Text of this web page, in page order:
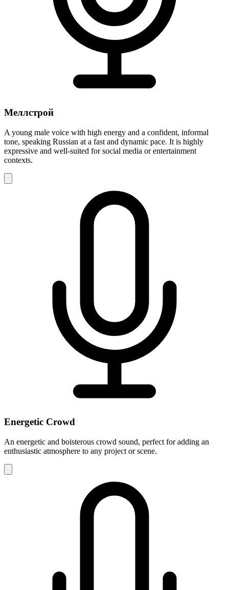
Меллстрой
A young male voice with high energy and a confident, informal
tone, speaking Russian at a fast and dynamic pace. It is highly
expressive and well-suited for social media or entertainment
contexts.
Energetic Crowd
An energetic and boisterous crowd sound, perfect for adding an
enthusiastic atmosphere to any project or scene.